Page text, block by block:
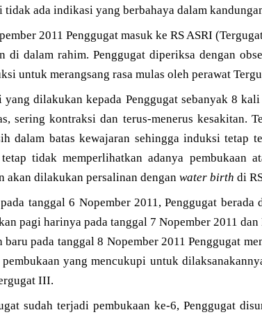
tidak ada indikasi yang berbahaya dalam
2011 Penggugat masuk ke RS ASRI
di dalam rahim. Penggugat diperiksa dengan
untuk merangsang rasa mulas oleh perawat
yang dilakukan kepada Penggugat sebanyak 8
sering kontraksi dan terus-menerus kesakitan.
dalam batas kewajaran sehingga induksi tetap
tidak memperlihatkan adanya pembukaan
akan dilakukan persalinan dengan water birth di
tanggal 6 Nopember 2011, Penggugat
pagi harinya pada tanggal 7 Nopember 2011
baru pada tanggal 8 Nopember 2011 Penggugat
yang mencukupi untuk
III.
sudah terjadi pembukaan ke-6, Penggugat